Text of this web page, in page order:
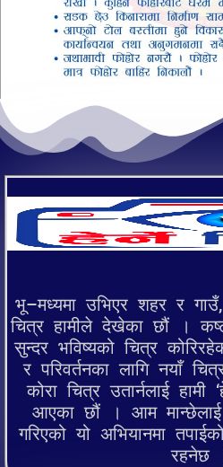
भू–मध्यमा उभिएर शहर र
चित्र हामीले देखेका छौं ।
सुन्दर भविष्यको चित्र
र परिवर्तनका लागि नयाँ
कोरा चित्र उतार्नलाई हामी
आएका छौं । आम
गरिएको यो अभियानमा
रहनेछ